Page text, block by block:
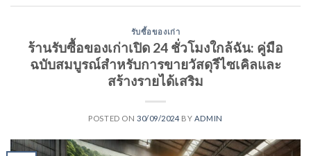
รับซื้อของเก่า
ร้านรับซื้อของเก่าเปิด 24 ชั่วโมงใกล้ฉัน: คู่มือ
ฉบับสมบูรณ์สำหรับการขายวัสดุรีไซเคิลและ
สร้างรายได้เสริม
POSTED ON 30/09/2024 BY ADMIN